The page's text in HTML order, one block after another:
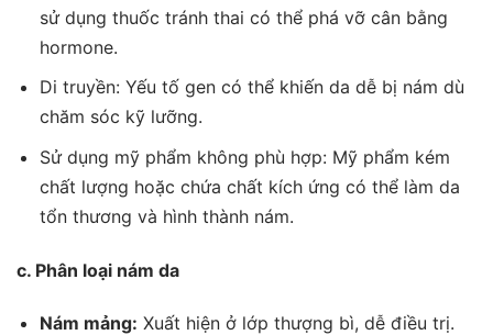
sử dụng thuốc tránh thai có thể phá vỡ cân bằng
hormone.
Di truyền: Yếu tố gen có thể khiến da dễ bị nám dù
chăm sóc kỹ lưỡng.
Sử dụng mỹ phẩm không phù hợp: Mỹ phẩm kém
chất lượng hoặc chứa chất kích ứng có thể làm da
tổn thương và hình thành nám.
c. Phân loại nám da
Nám mảng: Xuất hiện ở lớp thượng bì, dễ điều trị.